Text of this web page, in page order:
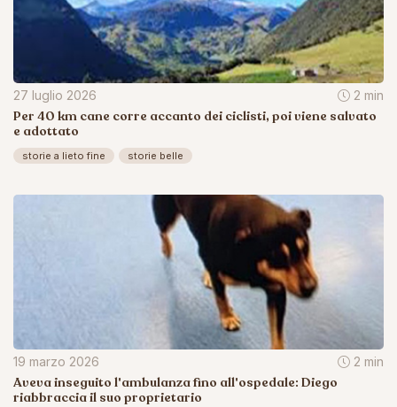
27 luglio 2026 2 min
Per 40 km cane corre accanto dei ciclisti, poi viene salvato
e adottato
storie a lieto fine storie belle
19 marzo 2026 2 min
Aveva inseguito l'ambulanza fino all'ospedale: Diego
riabbraccia il suo proprietario